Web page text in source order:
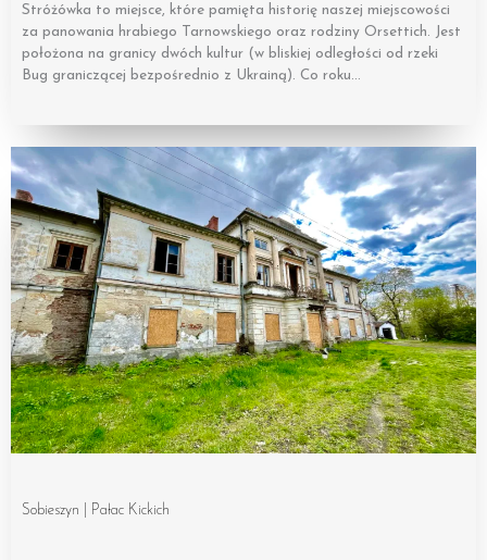
Stróżówka to miejsce, które pamięta historię naszej miejscowości
za panowania hrabiego Tarnowskiego oraz rodziny Orsettich. Jest
położona na granicy dwóch kultur (w bliskiej odległości od rzeki
Bug graniczącej bezpośrednio z Ukrainą). Co roku…
Sobieszyn | Pałac Kickich